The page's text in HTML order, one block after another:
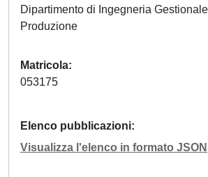
Dipartimento di Ingegneria
Produzione
Matricola
053175
Elenco pubblicazioni
Visualizza l'elenco in formato JSON